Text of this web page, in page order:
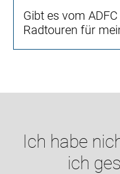
Gibt es vom
Radtouren für
Ich habe
ich